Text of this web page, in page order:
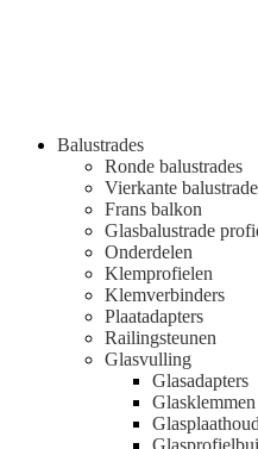
Balustrades
Ronde balustrades
Vierkante
Frans balkon
Glasbalustrade
Onderdelen
Klemprofielen
Klemverbinders
Plaatadapters
Railingsteunen
Glasvulling
Glasadapters
Glasklemmen